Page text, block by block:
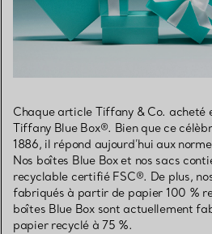
Chaque article Tiffany & Co. acheté
Tiffany Blue Box®. Bien que ce
1886, il répond aujourd’hui aux
Nos boîtes Blue Box et nos sacs
recyclable certifié FSC®. De plus,
fabriqués à partir de papier 100 %
boîtes Blue Box sont actuellement
papier recyclé à 75 %.